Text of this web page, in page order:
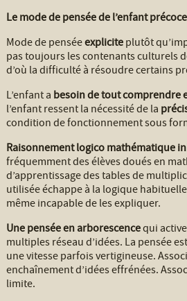
Le mode de pensée de l’enfant précoce
Mode de penséeexplicite plutôt
pas toujours les contenants culturels
d’où la difficulté à résoudre certains
L’enfant a besoin de tout comprendre
l’enfant ressent la nécessité de la
condition de fonctionnement sous
Raisonnement logico mathématique
fréquemment des élèves doués en
d’apprentissage des tables de
utilisée échappe à la logique
même incapable de les expliquer.
Une pensée en arborescencequi
multiples réseau d’idées. La pensée
une vitesse parfois vertigineuse.
enchaînement d’idées effrénées.
limite.